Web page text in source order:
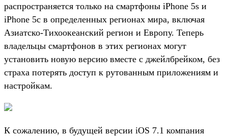
распространяется только на смартфоны iPhone 5s и
iPhone 5c в определенных регионах мира, включая
Азиатско-Тихоокеанский регион и Европу. Теперь
владельцы смартфонов в этих регионах могут
установить новую версию вместе с джейлбрейком, без
страха потерять доступ к рутованным приложениям и
настройкам.
К сожалению, в будущей версии iOS 7.1 компания